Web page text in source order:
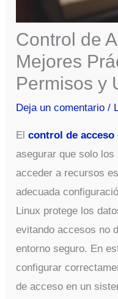
Control de
Mejores
Permisos y
Deja un comentario /
Elcontrol de acceso
asegurar que solo
acceder a recursos
adecuada
Linux protege los
evitando accesos no
entorno seguro. En
configurar
de acceso en un